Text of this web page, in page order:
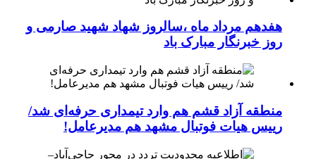
هفدهم مرداد ماه ،سالروز شهاد شهید صارمی و
روز خبرنگار مبارک باد
منطقه آزاد قشم هم وارد تیمداری حرفه‌ای شد/
رییس هیات فوتبال مشهد هم مدیرعامل!